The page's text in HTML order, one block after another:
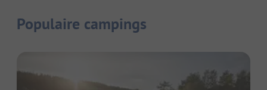
Populaire campings